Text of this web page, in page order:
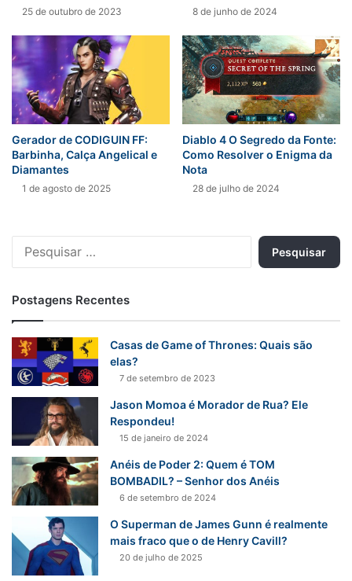
25 de outubro de 2023 8 de junho de 2024
Gerador de CODIGUIN FF:
Barbinha, Calça Angelical e
Diamantes
1 de agosto de 2025
Diablo 4 O Segredo da Fonte:
Como Resolver o Enigma da
Nota
28 de julho de 2024
Pesquisar
Postagens Recentes
Casas de Game of Thrones: Quais são
elas?
7 de setembro de 2023
Jason Momoa é Morador de Rua? Ele
Respondeu!
15 de janeiro de 2024
Anéis de Poder 2: Quem é TOM
BOMBADIL? – Senhor dos Anéis
6 de setembro de 2024
O Superman de James Gunn é realmente
mais fraco que o de Henry Cavill?
20 de julho de 2025